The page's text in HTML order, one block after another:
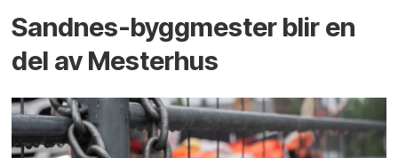
Sandnes-byggmester blir en
del av Mesterhus